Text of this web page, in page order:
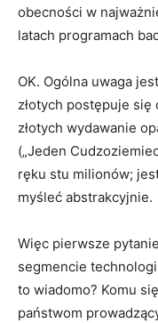
obecności w
latach programach
OK. Ogólna uwaga
złotych postępuje
złotych wydawanie
(„Jeden
ręku stu milionów;
myśleć abstrakcyjnie.
Więc pierwsze
segmencie
to wiadomo? Komu
państwom